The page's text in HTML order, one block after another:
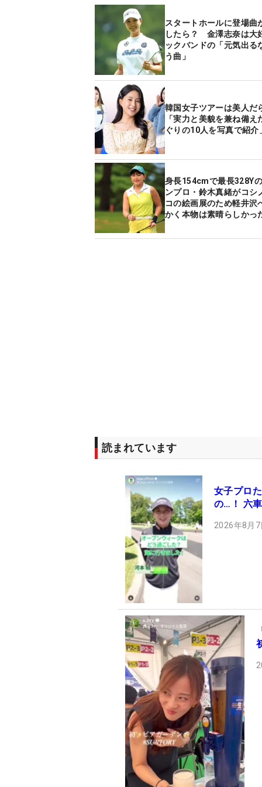
スタートホールに登場曲
したら？ 金澤志奈は大
ックバンドの「元気出る
う曲」
韓国女子ツアーは美人だ
「実力と美貌を兼ね備え
ぐりの10人を写真で紹介
身長154cmで最長328Y
ンプロ・鈴木真緒がコシ
コの絵画展のため軽井沢
かく本物は素晴らしかっ
読まれています
女子プロ
の…！ 六
2026年8月